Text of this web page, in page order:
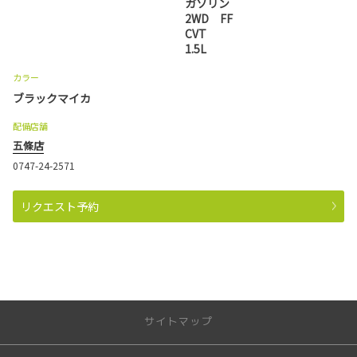
2WD FF
CVT
1.5L
カラー
ブラックマイカ
配備店舗
五條店
0747-24-2571
リクエスト予約
サイトマップ